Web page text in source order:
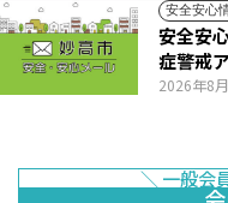
安全安心
2026年8
安全安
症警戒